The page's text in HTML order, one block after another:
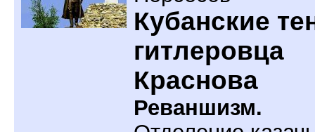
Кубанские
гитлеровца
Краснова
Реваншизм.